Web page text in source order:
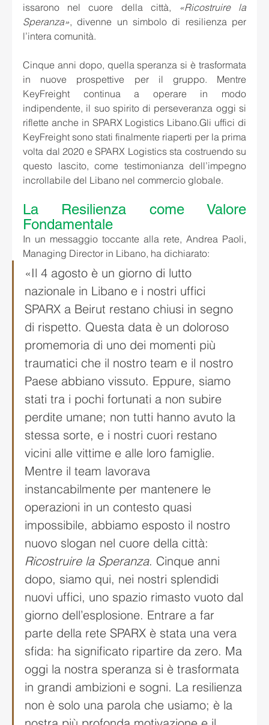
issarono nel cuore della città,
«Ricostruire la
Speranza», divenne un simbolo di resilienza per
l’intera comunità.
Cinque anni dopo, quella speranza si è trasformata
in nuove prospettive per il gruppo. Mentre
KeyFreight continua a operare in modo
indipendente, il suo spirito di perseveranza oggi si
riflette anche in SPARX Logistics Libano.Gli uffici di
KeyFreight sono stati finalmente riaperti per la prima
volta dal 2020 e SPARX Logistics sta costruendo su
questo lascito, come testimonianza dell’impegno
incrollabile del Libano nel commercio globale.
La Resilienza come Valore
Fondamentale
In un messaggio toccante alla rete, Andrea Paoli,
Managing Director in Libano, ha dichiarato:
«Il 4 agosto è un giorno di lutto
nazionale in Libano e i nostri uffici
SPARX a Beirut restano chiusi in segno
di rispetto. Questa data è un doloroso
promemoria di uno dei momenti più
traumatici che il nostro team e il nostro
Paese abbiano vissuto. Eppure, siamo
stati tra i pochi fortunati a non subire
perdite umane; non tutti hanno avuto la
stessa sorte, e i nostri cuori restano
vicini alle vittime e alle loro famiglie.
Mentre il team lavorava
instancabilmente per mantenere le
operazioni in un contesto quasi
impossibile, abbiamo esposto il nostro
nuovo slogan nel cuore della città:
Ricostruire la Speranza. Cinque anni
dopo, siamo qui, nei nostri splendidi
nuovi uffici, uno spazio rimasto vuoto dal
giorno dell’esplosione. Entrare a far
parte della rete SPARX è stata una vera
sfida: ha significato ripartire da zero. Ma
oggi la nostra speranza si è trasformata
in grandi ambizioni e sogni. La resilienza
non è solo una parola che usiamo; è la